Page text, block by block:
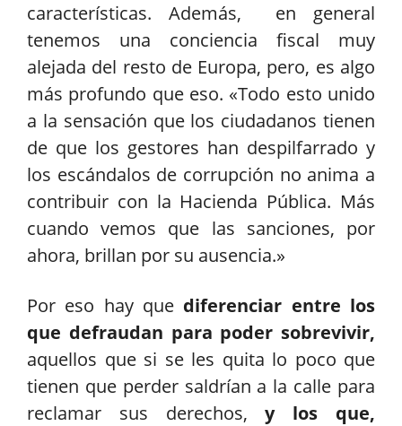
características. Además, en general
tenemos una conciencia fiscal muy
alejada del resto de Europa, pero, es algo
más profundo que eso. «Todo esto unido
a la sensación que los ciudadanos tienen
de que los gestores han despilfarrado y
los escándalos de corrupción no anima a
contribuir con la Hacienda Pública. Más
cuando vemos que las sanciones, por
ahora, brillan por su ausencia.»
Por eso hay que diferenciar entre los
que defraudan para poder sobrevivir,
aquellos que si se les quita lo poco que
tienen que perder saldrían a la calle para
reclamar sus derechos, y los que,